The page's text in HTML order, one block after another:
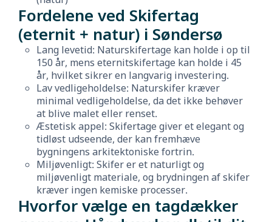
Fordelene ved Skifertag
(eternit + natur) i Søndersø
Lang levetid: Naturskifertage kan holde i op til
150 år, mens eternitskifertage kan holde i 45
år, hvilket sikrer en langvarig investering.
Lav vedligeholdelse: Naturskifer kræver
minimal vedligeholdelse, da det ikke behøver
at blive malet eller renset.
Æstetisk appel: Skifertage giver et elegant og
tidløst udseende, der kan fremhæve
bygningens arkitektoniske fortrin.
Miljøvenligt: Skifer er et naturligt og
miljøvenligt materiale, og brydningen af skifer
kræver ingen kemiske processer.
Hvorfor vælge en tagdækker